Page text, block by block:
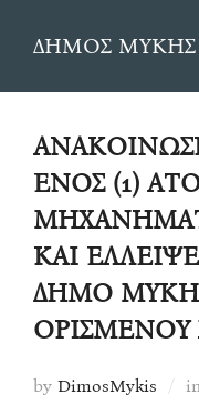
ΔΗΜΟΣ ΜΥΚΗΣ
ΕΝΟΣ (1)
ΚΑΙ
ΔΗΜΟ
by DimosMykis in